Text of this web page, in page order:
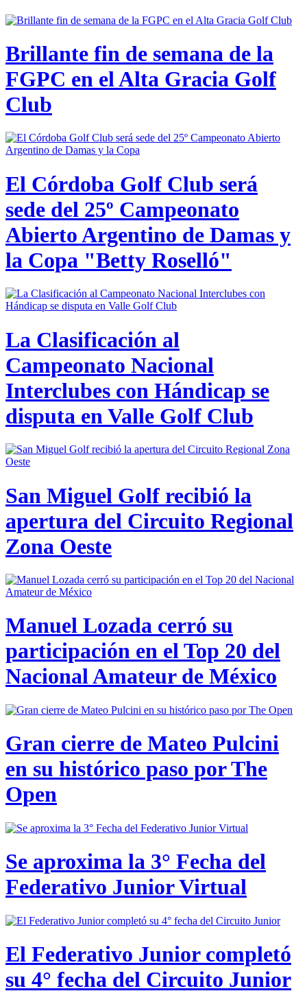
Brillante fin de semana de la
FGPC en el Alta Gracia Golf
Club
El Córdoba Golf Club será
sede del 25º Campeonato
Abierto Argentino de Damas y
la Copa "Betty Roselló"
La Clasificación al
Campeonato Nacional
Interclubes con Hándicap se
disputa en Valle Golf Club
San Miguel Golf recibió la
apertura del Circuito Regional
Zona Oeste
Manuel Lozada cerró su
participación en el Top 20 del
Nacional Amateur de México
Gran cierre de Mateo Pulcini
en su histórico paso por The
Open
Se aproxima la 3° Fecha del
Federativo Junior Virtual
El Federativo Junior completó
su 4° fecha del Circuito Junior